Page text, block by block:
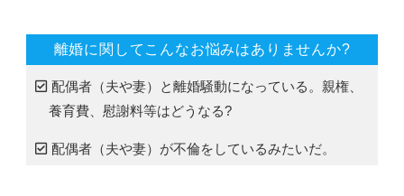
離婚に関してこんなお悩みはありませんか?
配偶者（夫や妻）と離婚騒動になっている。親権、
養育費、慰謝料等はどうなる?
配偶者（夫や妻）が不倫をしているみたいだ。